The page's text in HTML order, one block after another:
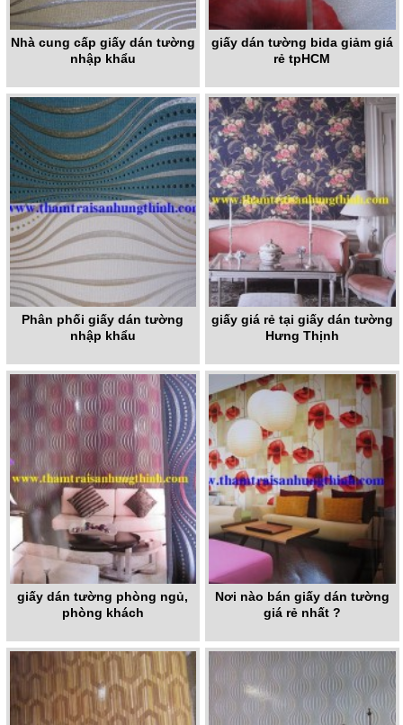
Nhà cung cấp giấy dán tường
nhập khẩu
giấy dán tường bida giảm giá
rẻ tpHCM
Phân phối giấy dán tường
nhập khẩu
giấy giá rẻ tại giấy dán tường
Hưng Thịnh
giấy dán tường phòng ngủ,
phòng khách
Nơi nào bán giấy dán tường
giá rẻ nhất ?